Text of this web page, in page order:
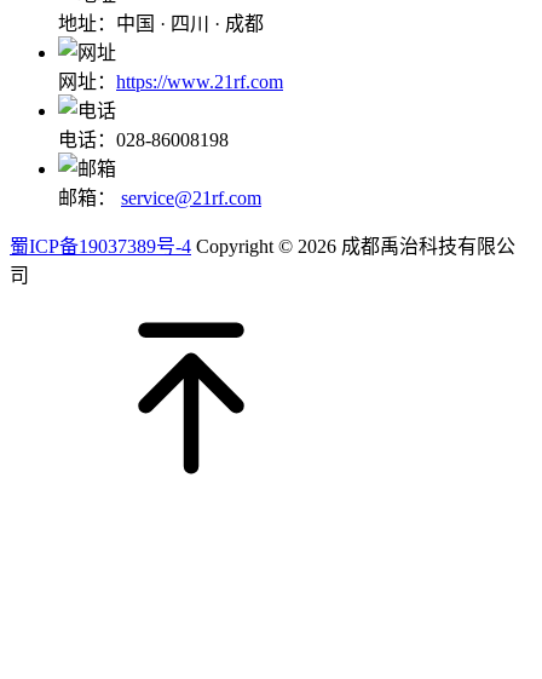
地址：中国 · 四川 · 成都
网址： https://www.21rf.com
电话：028-86008198
邮箱： service@21rf.com
蜀ICP备19037389号-4 Copyright © 2026 成都禹治科技有限公
司